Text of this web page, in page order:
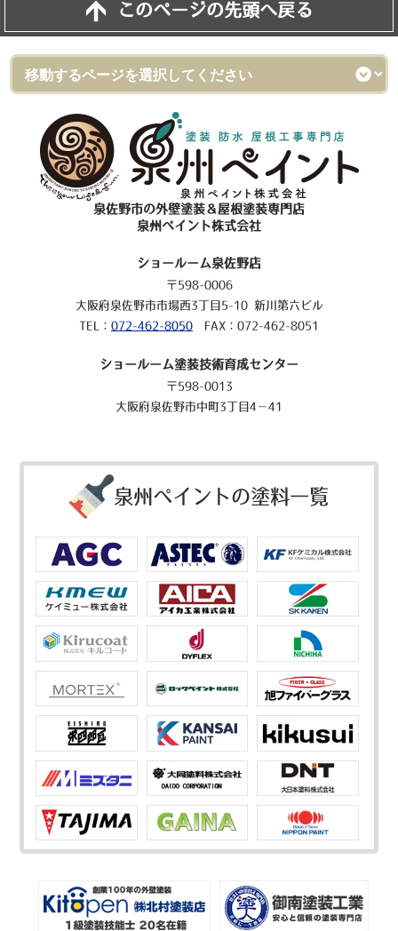
このページの先頭へ戻る
泉佐野市の外壁塗装＆屋根塗装専門店
泉州ペイント株式会社
ショールーム泉佐野店
〒598-0006
大阪府泉佐野市市場西3丁目5-10 新川第六ビル
TEL： 072-462-8050 FAX：072-462-8051
ショールーム塗装技術育成センター
〒598-0013
大阪府泉佐野市中町3丁目4－41
泉州ペイントの塗料一覧